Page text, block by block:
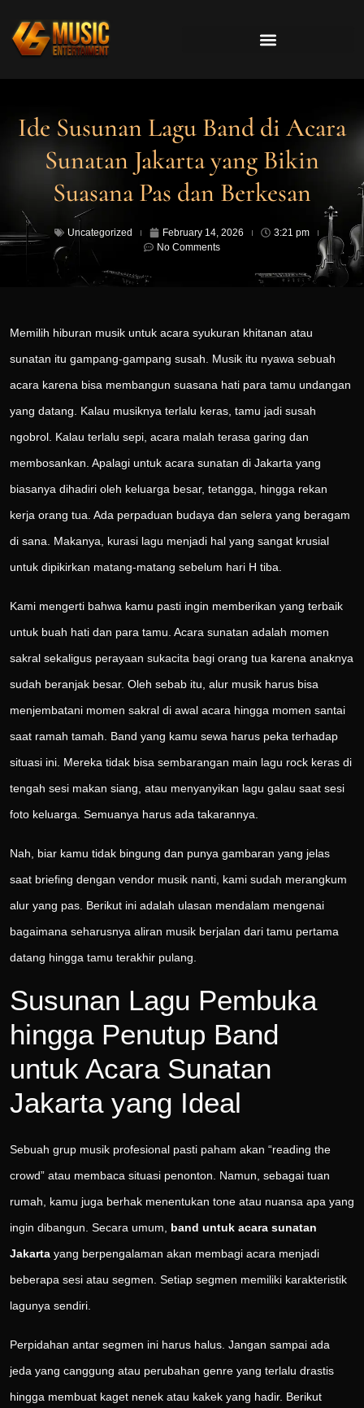
Ide Susunan Lagu Band di Acara
Sunatan Jakarta yang Bikin
Suasana Pas dan Berkesan
Uncategorized February 14, 2026
3:21 pm
No Comments
Memilih hiburan musik untuk acara syukuran khitanan atau
sunatan itu gampang-gampang susah. Musik itu nyawa sebuah
acara karena bisa membangun suasana hati para tamu undangan
yang datang. Kalau musiknya terlalu keras, tamu jadi susah
ngobrol. Kalau terlalu sepi, acara malah terasa garing dan
membosankan. Apalagi untuk acara sunatan di Jakarta yang
biasanya dihadiri oleh keluarga besar, tetangga, hingga rekan
kerja orang tua. Ada perpaduan budaya dan selera yang beragam
di sana. Makanya, kurasi lagu menjadi hal yang sangat krusial
untuk dipikirkan matang-matang sebelum hari H tiba.
Kami mengerti bahwa kamu pasti ingin memberikan yang terbaik
untuk buah hati dan para tamu. Acara sunatan adalah momen
sakral sekaligus perayaan sukacita bagi orang tua karena anaknya
sudah beranjak besar. Oleh sebab itu, alur musik harus bisa
menjembatani momen sakral di awal acara hingga momen santai
saat ramah tamah. Band yang kamu sewa harus peka terhadap
situasi ini. Mereka tidak bisa sembarangan main lagu rock keras di
tengah sesi makan siang, atau menyanyikan lagu galau saat sesi
foto keluarga. Semuanya harus ada takarannya.
Nah, biar kamu tidak bingung dan punya gambaran yang jelas
saat briefing dengan vendor musik nanti, kami sudah merangkum
alur yang pas. Berikut ini adalah ulasan mendalam mengenai
bagaimana seharusnya aliran musik berjalan dari tamu pertama
datang hingga tamu terakhir pulang.
Susunan Lagu Pembuka
hingga Penutup Band
untuk Acara Sunatan
Jakarta yang Ideal
Sebuah grup musik profesional pasti paham akan “reading the
crowd” atau membaca situasi penonton. Namun, sebagai tuan
rumah, kamu juga berhak menentukan tone atau nuansa apa yang
ingin dibangun. Secara umum, band untuk acara sunatan
Jakarta yang berpengalaman akan membagi acara menjadi
beberapa sesi atau segmen. Setiap segmen memiliki karakteristik
lagunya sendiri.
Perpidahan antar segmen ini harus halus. Jangan sampai ada
jeda yang canggung atau perubahan genre yang terlalu drastis
hingga membuat kaget nenek atau kakek yang hadir. Berikut